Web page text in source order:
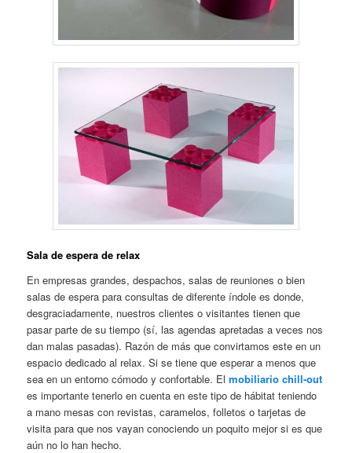
Sala de espera de relax
En empresas grandes, despachos, salas de reuniones o bien
salas de espera para consultas de diferente índole es donde,
desgraciadamente, nuestros clientes o visitantes tienen que
pasar parte de su tiempo (sí, las agendas apretadas a veces nos
dan malas pasadas). Razón de más que convirtamos este en un
espacio dedicado al relax. Si se tiene que esperar a menos que
sea en un entorno cómodo y confortable. Elmobiliario chill-out
es importante tenerlo en cuenta en este tipo de hábitat teniendo
a mano mesas con revistas, caramelos, folletos o tarjetas de
visita para que nos vayan conociendo un poquito mejor si es que
aún no lo han hecho.